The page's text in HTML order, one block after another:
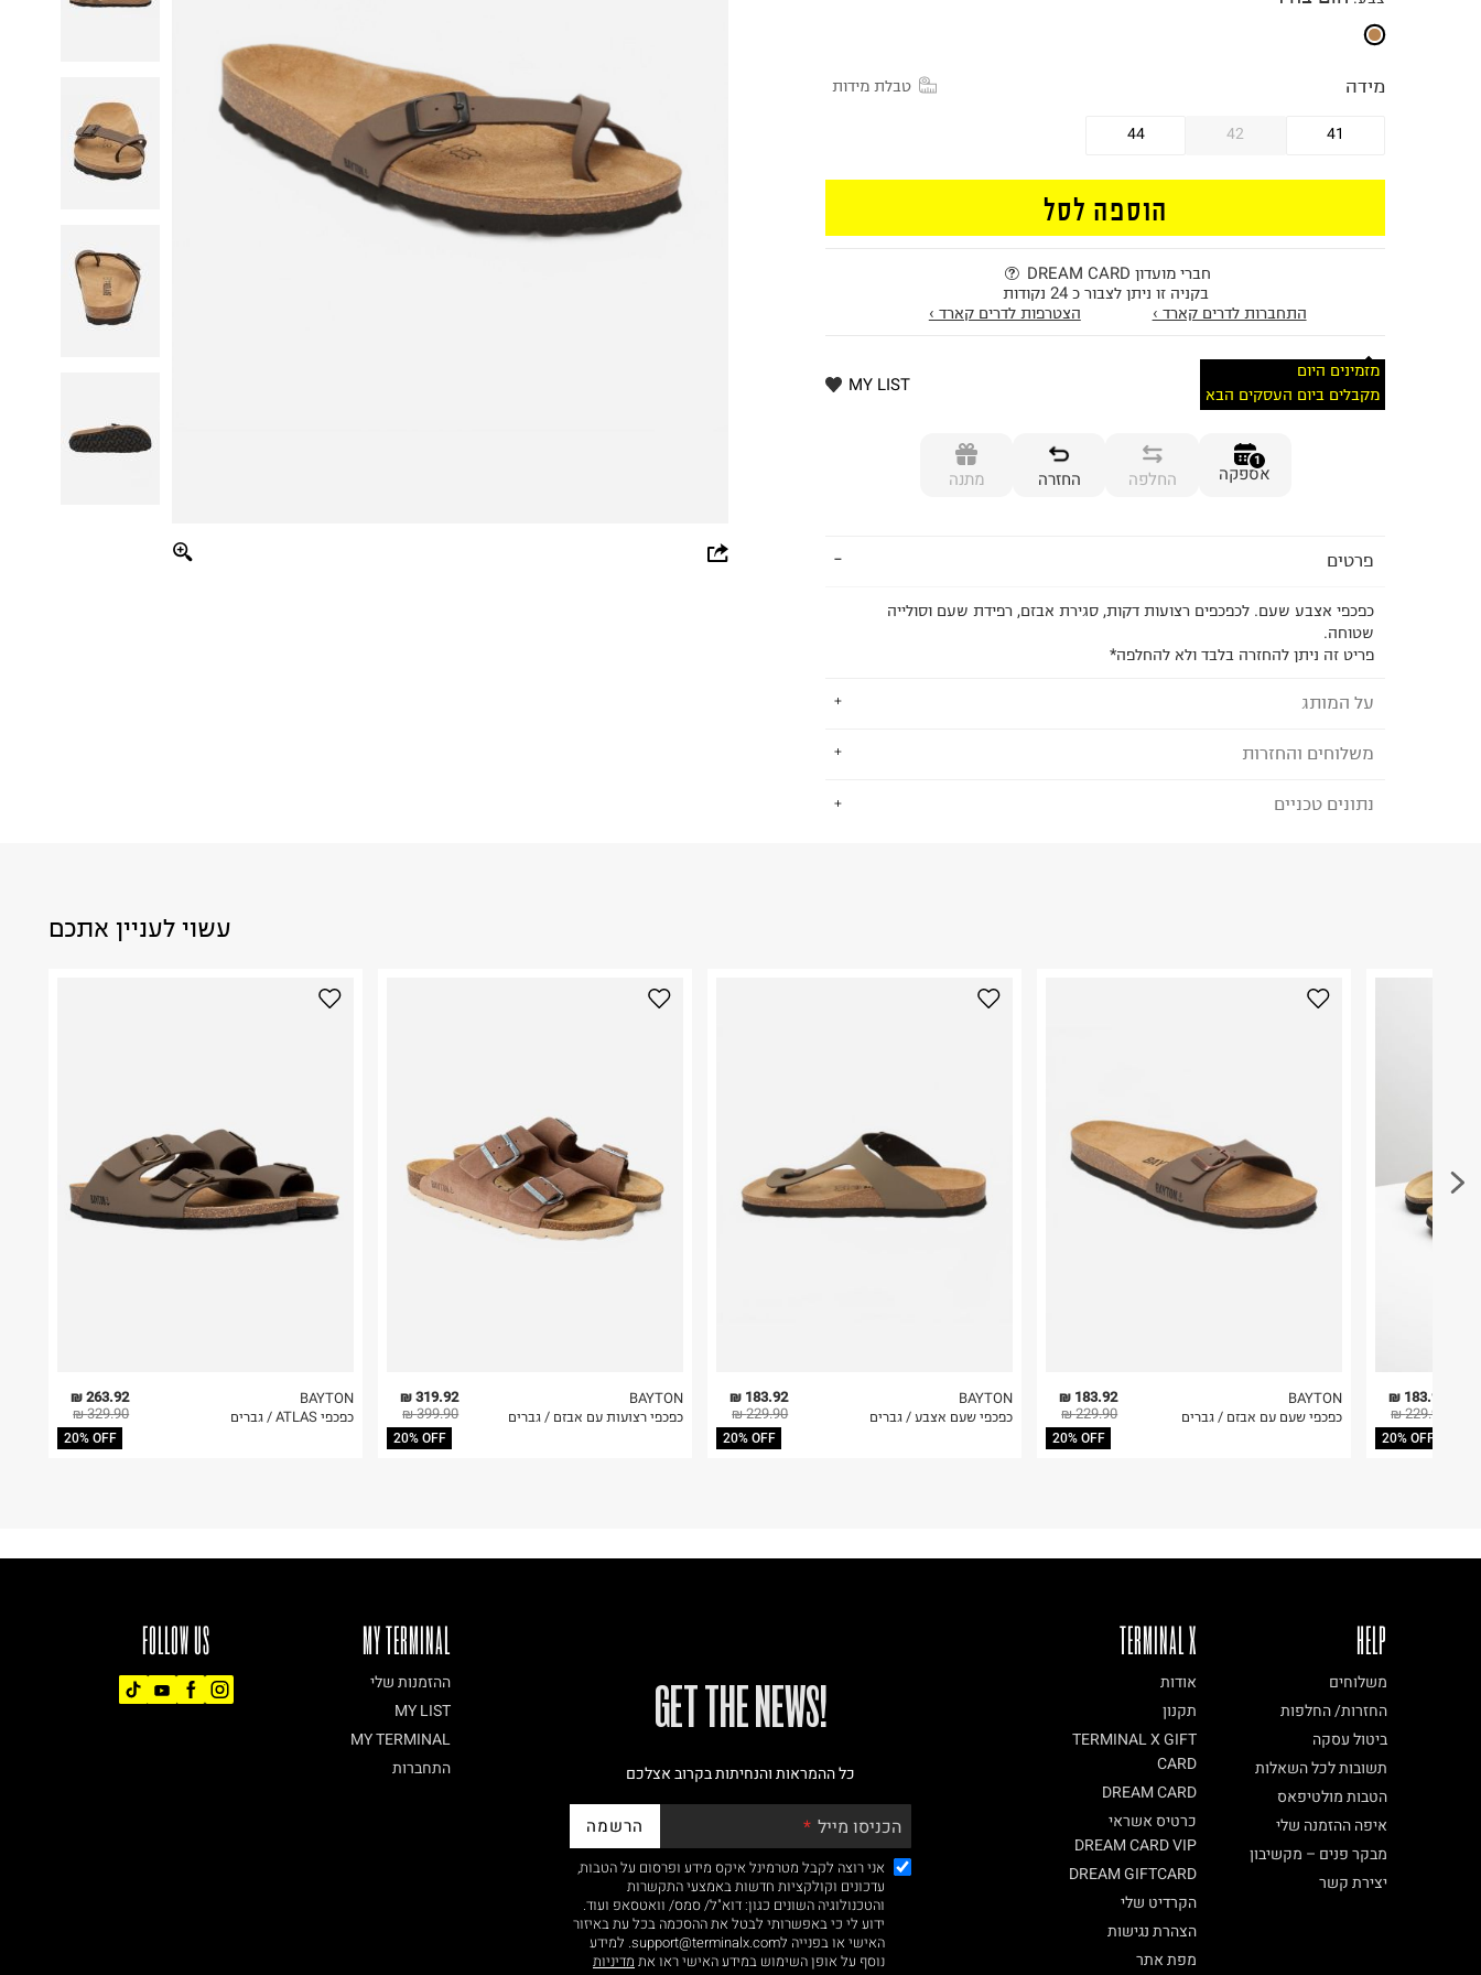
מידה טבלת מידות
41
42
44
הוספה לסל
חברי מועדון DREAM CARD
בקניה זו ניתן לצבור כ 24 נקודות
התחברות לדרים קארד ›
הצטרפות לדרים קארד ›
מזמינים היום
מקבלים ביום העסקים הבא
MY LIST
1
אספקה החלפה החזרה מתנה
פרטים
כפכפי אצבע שעם. לכפכפים רצועות דקות, סגירת אבזם, רפידת שעם וסולייה
שטוחה.
פריט זה ניתן להחזרה בלבד ולא להחלפה*
על המותג
בייטון - BAYTON
משלוחים והחזרות
לבחירת בשיטת המשלוח המתאימה לכם,
לפני החזרת החבילה, חשוב להדביק את מדבקת הגוביינא על גבי החבילה
נתונים טכניים
היבואן
גלובל ברנדס גלרי בע"מ
עשוי לעניין אתכם
263.92 ₪
329.90 ₪
20% OFF
BAYTON
כפכפי ATLAS / גברים
319.92 ₪
399.90 ₪
20% OFF
BAYTON
כפכפי רצועות עם אבזם / גברים
183.92 ₪
229.90 ₪
20% OFF
BAYTON
כפכפי שעם אצבע / גברים
183.92 ₪
229.90 ₪
20% OFF
BAYTON
כפכפי שעם עם אבזם / גברים
183.92 ₪
229.90 ₪
20% OFF
FOLLOW US MY TERMINAL
ההזמנות שלי
MY LIST
MY TERMINAL
התחברות
!GET THE NEWS
כל ההמראות והנחיתות בקרוב אצלכם
הכניסו מייל הרשמה
אני רוצה לקבל מטרמינל איקס מידע ופרסום על הטבות,
עדכונים וקולקציות חדשות באמצעי התקשרות
והטכנולוגיה השונים כגון: דוא"ל/ סמס/ וואטסאפ ועוד.
ידוע לי כי באפשרותי לבטל את ההסכמה בכל עת באיזור
האישי או בפנייה לsupport@terminalx.com. למידע
נוסף על אופן השימוש במידע האישי ראו את מדיניות
TERMINAL X
אודות
תקנון
TERMINAL X GIFT
CARD
DREAM CARD
כרטיס אשראי
DREAM CARD VIP
DREAM GIFTCARD
הקרדיט שלי
הצהרת נגישות
מפת אתר
HELP
משלוחים
החזרות/ החלפות
ביטול עסקה
תשובות לכל השאלות
הטבות מולטיפאס
איפה ההזמנה שלי
מבקר פנים – מקשיבון
יצירת קשר